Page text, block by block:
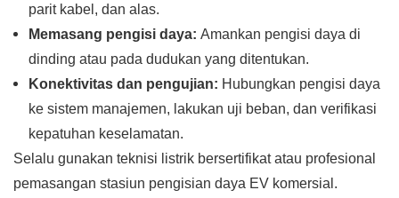
parit kabel, dan alas.
Memasang pengisi daya: Amankan pengisi daya di
dinding atau pada dudukan yang ditentukan.
Konektivitas dan pengujian: Hubungkan pengisi daya
ke sistem manajemen, lakukan uji beban, dan verifikasi
kepatuhan keselamatan.
Selalu gunakan teknisi listrik bersertifikat atau profesional
pemasangan stasiun pengisian daya EV komersial.